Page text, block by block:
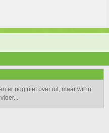
er nog niet over uit, maar wil in